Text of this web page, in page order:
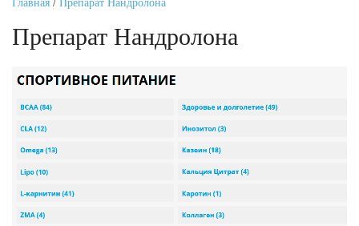
Главная / Препарат Нандролона
Препарат Нандролона